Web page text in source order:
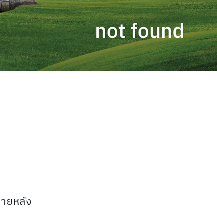
not found
ยหลัง